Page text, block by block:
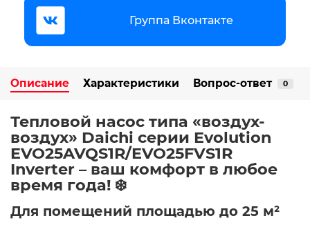
Группа Вконтакте
Описание Характеристики Вопрос-ответ 0
Тепловой насос типа «воздух-
воздух» Daichi серии Evolution
EVO25AVQS1R/EVO25FVS1R
Inverter – ваш комфорт в любое
время года! ❄️
Для помещений площадью до 25 м²